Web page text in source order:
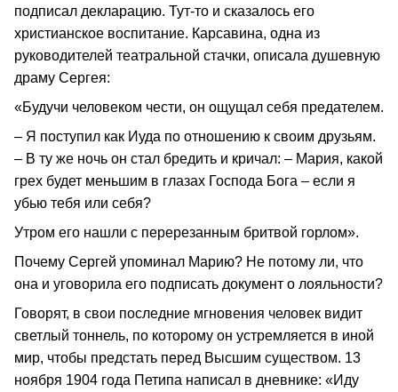
подписал декларацию. Тут-то и сказалось его
христианское воспитание. Карсавина, одна из
руководителей театральной стачки, описала душевную
драму Сергея:
«Будучи человеком чести, он ощущал себя предателем.
– Я поступил как Иуда по отношению к своим друзьям.
– В ту же ночь он стал бредить и кричал: – Мария, какой
грех будет меньшим в глазах Господа Бога – если я
убью тебя или себя?
Утром его нашли с перерезанным бритвой горлом».
Почему Сергей упоминал Марию? Не потому ли, что
она и уговорила его подписать документ о лояльности?
Говорят, в свои последние мгновения человек видит
светлый тоннель, по которому он устремляется в иной
мир, чтобы предстать перед Высшим существом. 13
ноября 1904 года Петипа написал в дневнике: «Иду